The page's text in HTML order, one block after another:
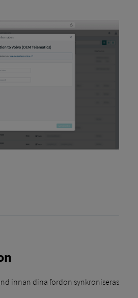
innan dina fordon synkroniseras